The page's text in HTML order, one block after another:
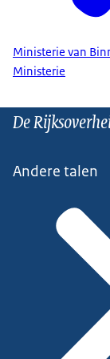
Ministerie van
Ministerie
De
Andere talen